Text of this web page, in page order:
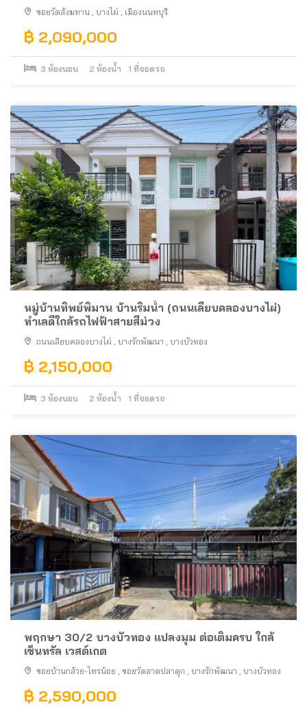
ซอยวัดสังฆทาน , บางไผ่ , เมืองนนทบุรี
฿ 2,090,000
3 ห้องนอน 2 ห้องน้ำ 1 ที่จอดรถ
หมู่บ้านทิพย์พิมาน บ้านริมน้ำ (ถนนเลียบคลองบางไผ่)
ทำเลดีใกล้รถไฟฟ้าสายสีม่วง
ถนนเลียบคลองบางไผ่ , บางรักพัฒนา , บางบัวทอง
฿ 2,150,000
3 ห้องนอน 2 ห้องน้ำ 1 ที่จอดรถ
พฤกษา 30/2 บางบัวทอง แปลงมุม ต่อเติมครบ ใกล้
เซ็นทรัล เวสต์เกต
ซอยบ้านกล้วย-ไทรน้อย , ซอยวัดลาดปลาดุก , บางรักพัฒนา , บางบัวทอง
฿ 2,590,000